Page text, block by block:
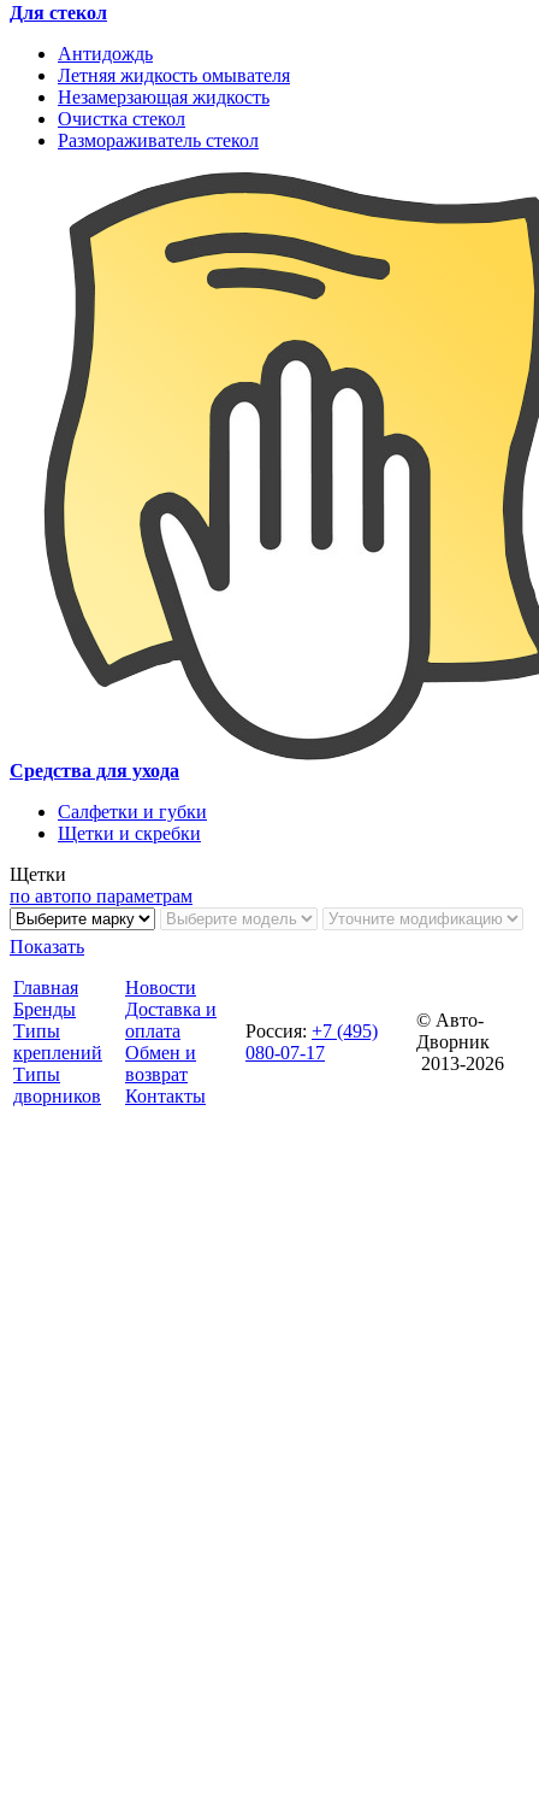
Для стекол
Антидождь
Летняя жидкость омывателя
Незамерзающая жидкость
Очистка стекол
Размораживатель стекол
Средства для ухода
Салфетки и губки
Щетки и скребки
Щетки
по автопо параметрам
Показать
Главная
Бренды
Типы
креплений
Типы
дворников
Новости
Доставка и
оплата
Обмен и
возврат
Контакты
Россия: +7 (495)
080-07-17
© Авто-
Дворник
2013-2026